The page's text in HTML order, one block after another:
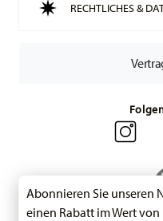
vorrätige Artikel. Sie
Retourenservice
RECHTLICHES &
Abonnieren Sie unseren
einen Rabatt im Wert von